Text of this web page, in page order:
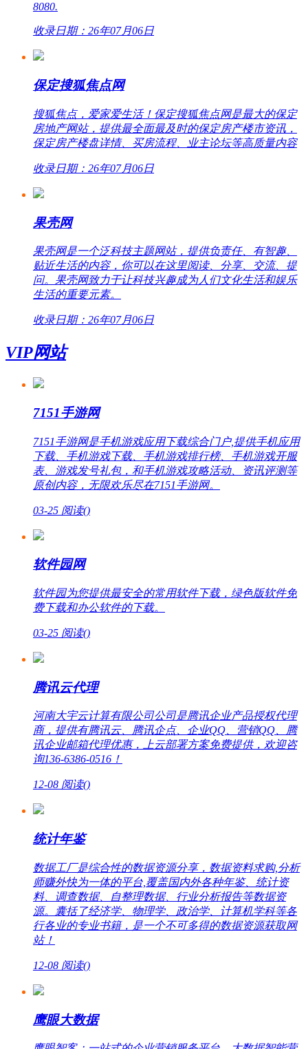
8080.
收录日期：26年07月06日
保定搜狐焦点网
搜狐焦点，爱家爱生活！保定搜狐焦点网是最大的保定
房地产网站，提供最全面最及时的保定房产楼市资讯，
保定房产楼盘详情、买房流程、业主论坛等高质量内容
收录日期：26年07月06日
果壳网
果壳网是一个泛科技主题网站，提供负责任、有智趣、
贴近生活的内容，你可以在这里阅读、分享、交流、提
问。果壳网致力于让科技兴趣成为人们文化生活和娱乐
生活的重要元素。
收录日期：26年07月06日
VIP网站
7151手游网
7151手游网是手机游戏应用下载综合门户,提供手机应用
下载、手机游戏下载、手机游戏排行榜、手机游戏开服
表、游戏发号礼包，和手机游戏攻略活动、资讯评测等
原创内容，无限欢乐尽在7151手游网。
03-25 阅读()
软件园网
软件园为您提供最安全的常用软件下载，绿色版软件免
费下载和办公软件的下载。
03-25 阅读()
腾讯云代理
河南大宇云计算有限公司公司是腾讯企业产品授权代理
商，提供有腾讯云、腾讯企点、企业QQ、营销QQ、腾
讯企业邮箱代理优惠，上云部署方案免费提供，欢迎咨
询136-6386-0516！
12-08 阅读()
统计年鉴
数据工厂是综合性的数据资源分享，数据资料求购,分析
师赚外快为一体的平台,覆盖国内外各种年鉴、统计资
料、调查数据、自整理数据、行业分析报告等数据资
源。囊括了经济学、物理学、政治学、计算机学科等各
行各业的专业书籍，是一个不可多得的数据资源获取网
站！
12-08 阅读()
鹰眼大数据